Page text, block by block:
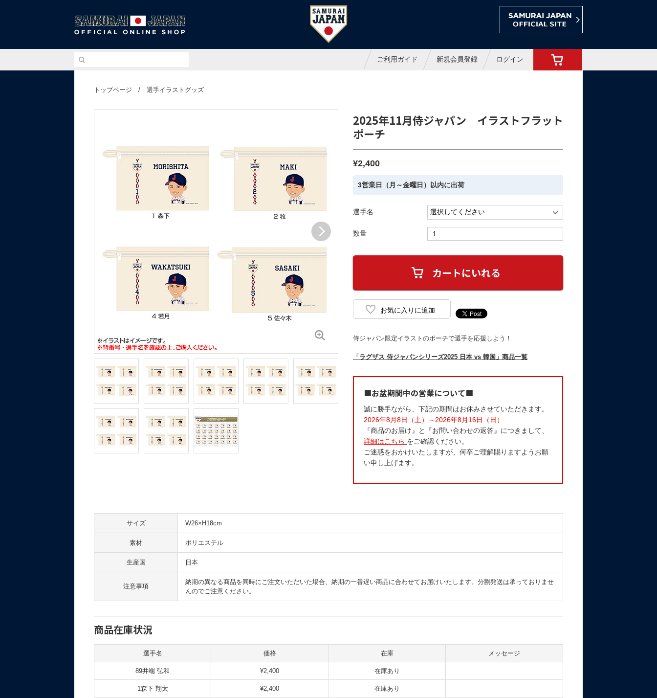
侍ジャパンオフィシャルオンラインショップ
ご利用ガイド 新規会員登録 ログイン
トップページ / 選手イラストグッズ
2025年11月侍ジャパン イラストフラット
ポーチ
¥2,400
3営業日（月～金曜日）以内に出荷
選手名
数量
侍ジャパン限定イラストのポーチで選手を応援しよう！
「ラグザス 侍ジャパンシリーズ2025 日本 vs 韓国」商品一覧
■お盆期間中の営業について■
誠に勝手ながら、下記の期間はお休みさせていただきます。
2026年8月8日（土）～2026年8月16日（日）
『商品のお届け』と『お問い合わせの返答』につきまして、
詳細はこちら をご確認ください。
ご迷惑をおかけいたしますが、何卒ご理解賜りますようお願
い申し上げます。
サイズ W26×H18cm
素材 ポリエステル
生産国 日本
注意事項
納期の異なる商品を同時にご注文いただいた場合、納期の一番遅い商品に合わせてお届けいたします。分割発送は承っておりませ
んのでご注意ください。
商品在庫状況
選手名 価格 在庫 メッセージ
89井端 弘和 ¥2,400 在庫あり
1森下 翔太 ¥2,400 在庫あり